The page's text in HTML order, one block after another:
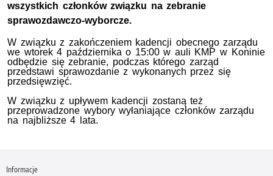
wszystkich członków związku na zebranie
sprawozdawczo-wyborcze.
W związku z zakończeniem kadencji obecnego zarządu
we wtorek 4 października o 15:00 w auli KMP w Koninie
odbędzie się zebranie, podczas którego zarząd
przedstawi sprawozdanie z wykonanych przez się
przedsięwzięć.
W związku z upływem kadencji zostaną też
przeprowadzone wybory wyłaniające członków zarządu
na najbliższe 4 lata.
Informacje